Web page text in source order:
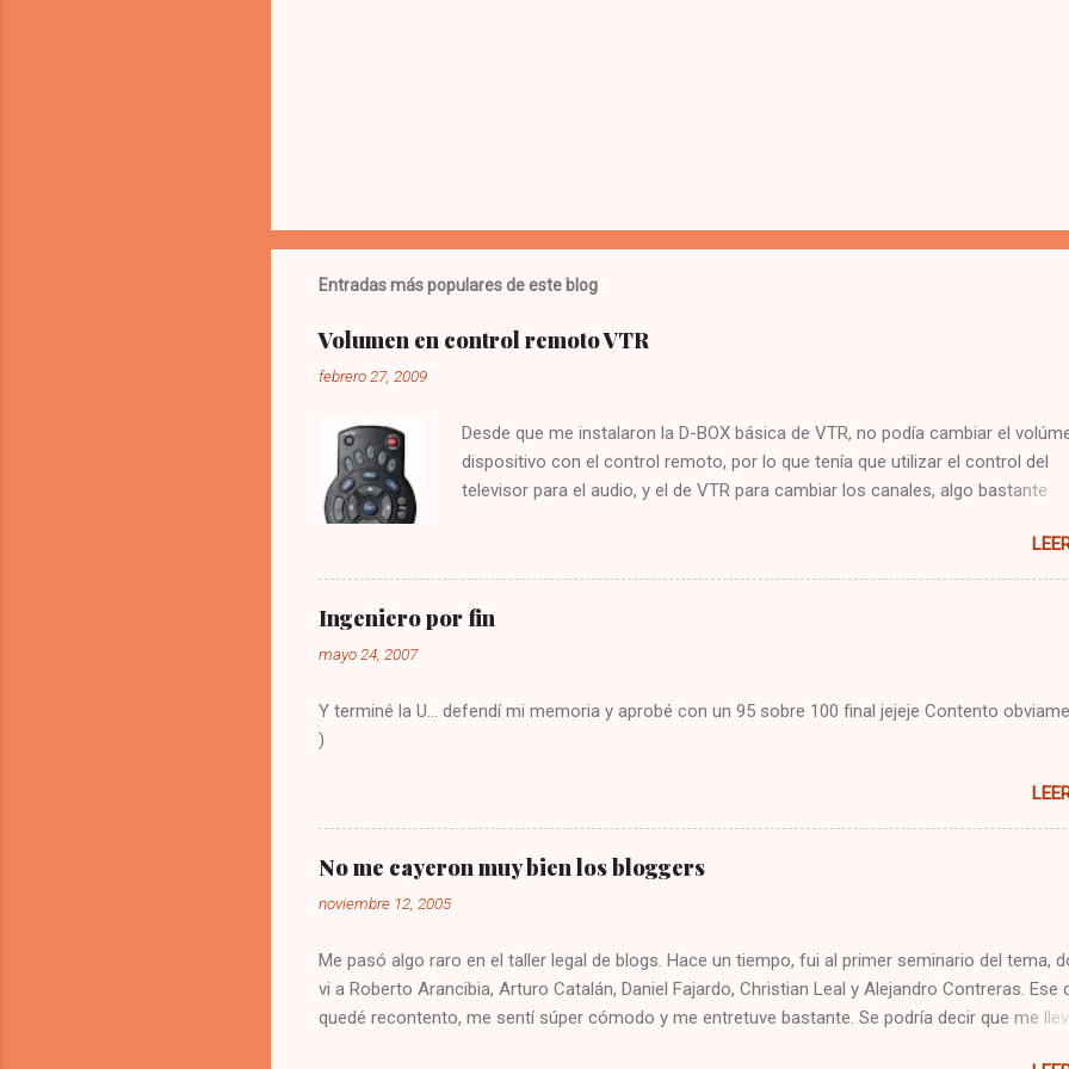
Entradas más populares de este blog
Volumen en control remoto VTR
febrero 27, 2009
Desde que me instalaron la D-BOX básica de VTR, no podía cambiar el
dispositivo con el control remoto, por lo que tenía que utilizar el control del
televisor para el audio, y el de VTR para cambiar los canales, algo bastante
vez la tecla CBL Presionar sin soltar la tecla SETUP hasta que la CBL
Digitar 993 Presionar y mantener la tecla de volúmen Dejo constancia de la
solución por si alguien más tiene el mismo problema, y también para que no
olvide como arreglarlo jejeje. Saludos!
Ingeniero por fin
mayo 24, 2007
Y terminé la U... defendí mi memoria y aprobé con un 95 sobre 100 final jejeje Contento
)
No me cayeron muy bien los bloggers
noviembre 12, 2005
Me pasó algo raro en el taller legal de blogs. Hace un tiempo, fui al primer seminario del tema,
vi a Roberto Arancibia, Arturo Catalán, Daniel Fajardo, Christian Leal y Alejandro Contreras. Ese
quedé recontento, me sentí súper cómodo y me entretuve bastante. Se podría decir que me